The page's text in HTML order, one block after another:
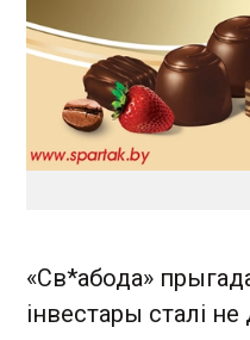
«Св*абода»
інвестары сталі